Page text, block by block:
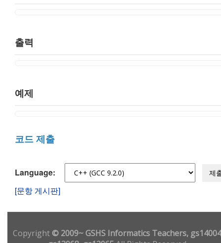
출력
예제
코드 제출
Language: 제
[문항 게시판]
Copyright© 2009~ GSHS Informatics Teachers,